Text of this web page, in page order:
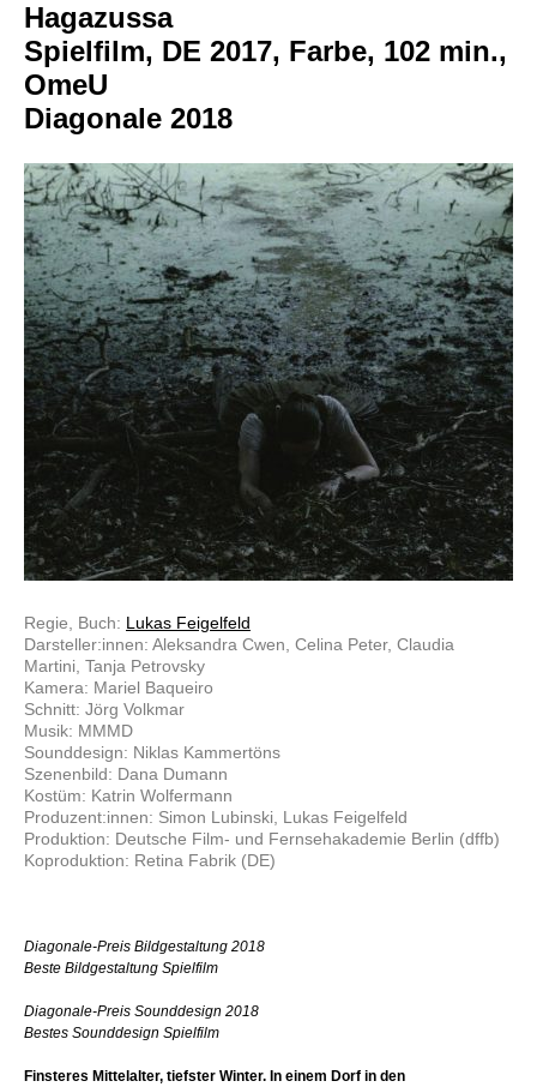
Hagazussa
Spielfilm, DE 2017, Farbe, 102 min.,
OmeU
Diagonale 2018
Regie, Buch: Lukas Feigelfeld
Darsteller:innen: Aleksandra Cwen, Celina Peter, Claudia
Martini, Tanja Petrovsky
Kamera: Mariel Baqueiro
Schnitt: Jörg Volkmar
Musik: MMMD
Sounddesign: Niklas Kammertöns
Szenenbild: Dana Dumann
Kostüm: Katrin Wolfermann
Produzent:innen: Simon Lubinski, Lukas Feigelfeld
Produktion: Deutsche Film- und Fernsehakademie Berlin (dffb)
Koproduktion: Retina Fabrik (DE)
Diagonale-Preis Bildgestaltung 2018
Beste Bildgestaltung Spielfilm
Diagonale-Preis Sounddesign 2018
Bestes Sounddesign Spielfilm
Finsteres Mittelalter, tiefster Winter. In einem Dorf in den